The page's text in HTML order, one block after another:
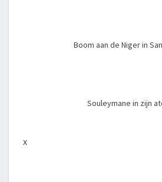
Boom aan de Niger in
Souleymane in zijn
x